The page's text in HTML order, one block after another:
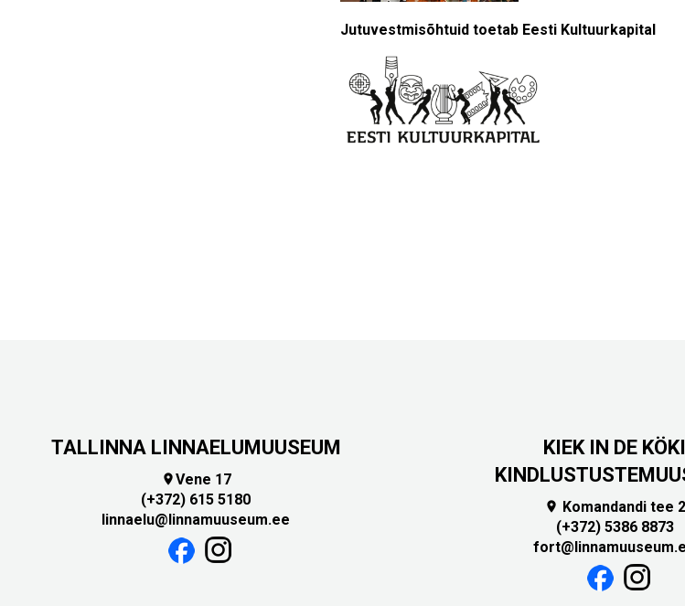
Jutuvestmisõhtuid toetab Eesti Kultuurkapital
TALLINNA LINNAELUMUUSEUM
Vene 17
(+372) 615 5180
linnaelu@linnamuuseum.ee
KIEK IN DE KÖKI
 Komandandi tee 2
(+372) 5386 8873